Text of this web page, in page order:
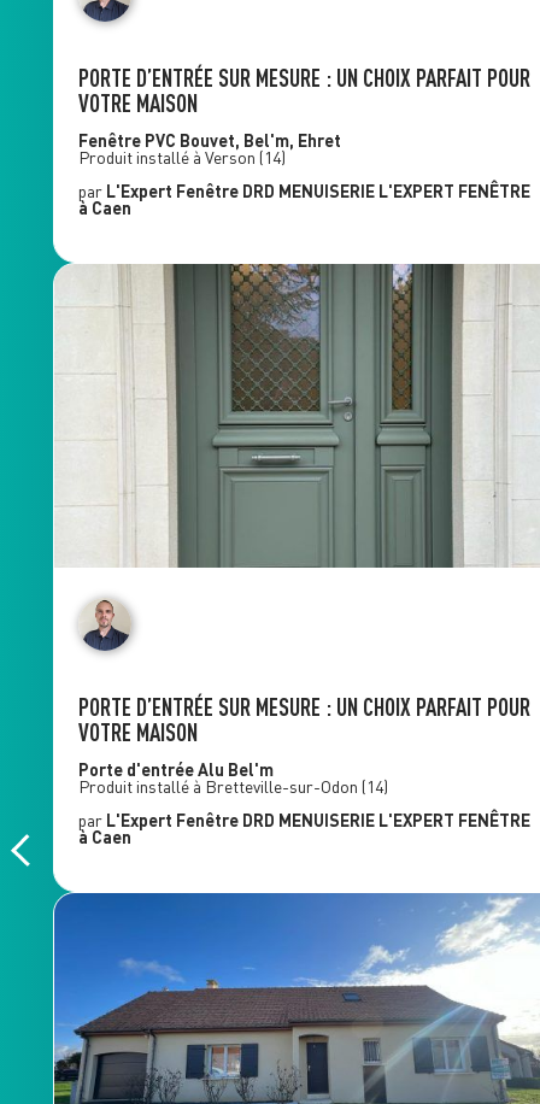
PORTE D’ENTRÉE SUR MESURE : UN CHOIX PARFAIT POUR
VOTRE MAISON
Fenêtre PVC Bouvet, Bel'm, Ehret
Produit installé à Verson (14)
par L'Expert Fenêtre DRD MENUISERIE L'EXPERT FENÊTRE
à Caen
PORTE D’ENTRÉE SUR MESURE : UN CHOIX PARFAIT POUR
VOTRE MAISON
Porte d'entrée Alu Bel'm
Produit installé à Bretteville-sur-Odon (14)
par L'Expert Fenêtre DRD MENUISERIE L'EXPERT FENÊTRE
à Caen